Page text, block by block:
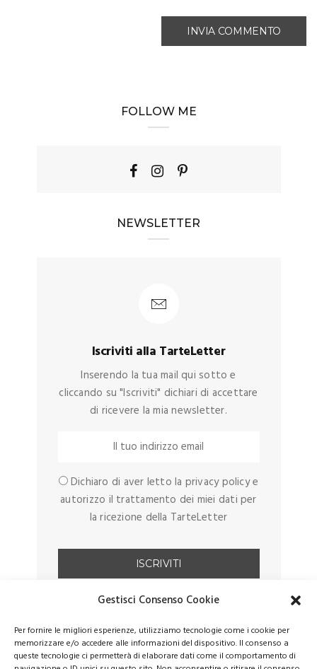
Gestisci Consenso Cookie
Per fornire le migliori esperienze, utilizziamo tecnologie come i cookie per
memorizzare e/o accedere alle informazioni del dispositivo. Il consenso a
queste tecnologie ci permetterà di elaborare dati come il comportamento di
FOLLOW ME
NEWSLETTER
Iscriviti alla TarteLetter
Inserendo la tua mail qui sotto e
cliccando su "Iscriviti" dichiari di accettare
di ricevere la mia newsletter.
Dichiaro di aver letto la privacy policy e
autorizzo il trattamento dei miei dati per
la ricezione della TarteLetter